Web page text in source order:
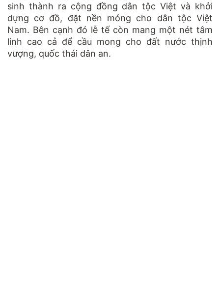
sinh thành ra cộng đồng dân tộc Việt và khởi
dựng cơ đồ, đặt nền móng cho dân tộc Việt
Nam. Bên cạnh đó lễ tế còn mang một nét tâm
linh cao cả để cầu mong cho đất nước thịnh
vượng, quốc thái dân an.